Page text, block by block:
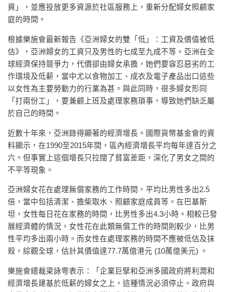
資」，並應投放更多資源於社區服務上，重新分配婦女照顧家
庭的時間。
根據樂施會最新報告《亞洲婦女的雙「低」：工資及價值被低
估》，亞洲婦女的工資只及男性的七成至九成不等。亞洲在全
球經濟保持競爭力，代價卻由婦女承擔，她們要容忍惡劣的工
作環境及低薪，當中尤以食物加工、成衣及電子產品出口這些
以女性為主要勞動力的行業為甚。與此同時，很多婦女形同
「打兩份工」，要兼顧上班及處理家務瑣事，導致她們缺乏屬
於自己的時間。
近數十年來，亞洲錄得顯著的經濟增長。國際貨幣基金會的資
料顯示，在1990至2015年間，區內經濟增長平均每年達百分之
六。但事實上這個增長只拉闊了貧富差距，深化了男女之間的
不平等現象。
亞洲婦女花在處理無償家務的工作時間，平均比男性多出2.5
倍，當中包括清潔、擔柴取水、照顧家庭成員等。在巴基斯
坦，女性每日花在家務的時間，比男性多出4.3小時。相較已發
展經濟體的情況，女性花在此類無償工作的時間則較少，比男
性平均多出兩小時。而女性在處理家務的時間不應被低估及抹
殺，綜觀全球，估計其價值達77.7萬億港元 (10萬億美元) 。
樂施會總裁梁詠雩表示：「企業巨擘和亞洲多國政府將利潤和
經濟增長建基於低薪的婦女之上，這種情況必須停止。政府與